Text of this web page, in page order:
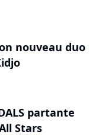
nouveau duo
partante
Stars